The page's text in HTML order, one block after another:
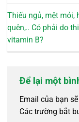
Thiếu ngủ, mệt mỏi,
quên,.. Có phải do
vitamin B?
Để lại một
Email của bạn
Các trường bắt